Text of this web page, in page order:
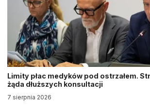
Limity płac medyków pod ostrzałem.
żąda dłuższych konsultacji
7 sierpnia 2026